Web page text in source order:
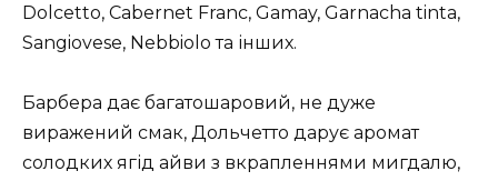
Dolcetto, Cabernet Franc, Gamay, Garnacha tinta,
Sangiovese, Nebbiolo та інших.
Барбера дає багатошаровий, не дуже
виражений смак, Дольчетто дарує аромат
солодких ягід айви з вкрапленнями мигдалю,